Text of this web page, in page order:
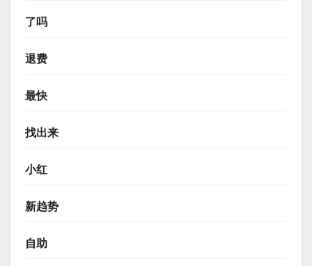
了吗
退费
最快
找出来
小红
新趋势
自助